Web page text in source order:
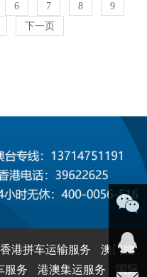
6 7 8
9
下一页
香港拼车运输服务
澳门物
服务 港澳集运服务 国际
微信咨